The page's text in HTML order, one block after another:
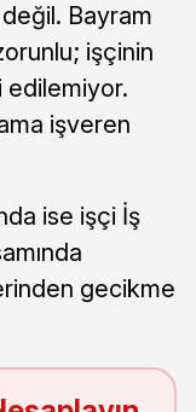
Bayram
işçinin
edilemiyor.
işveren
ise işçi İş
gecikme